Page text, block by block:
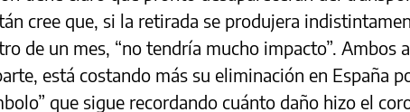
cree que, si la retirada se produjera
de un mes, “no tendría mucho impacto”. Ambos
está costando más su eliminación en España
que sigue recordando cuánto daño hizo el